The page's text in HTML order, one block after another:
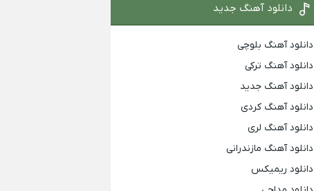
دانلود آهنگ جدید
دانلود آهنگ بلوچی
دانلود آهنگ ترکی
دانلود آهنگ جدید
دانلود آهنگ کردی
دانلود آهنگ لری
دانلود آهنگ مازندرانی
دانلود ریمیکس